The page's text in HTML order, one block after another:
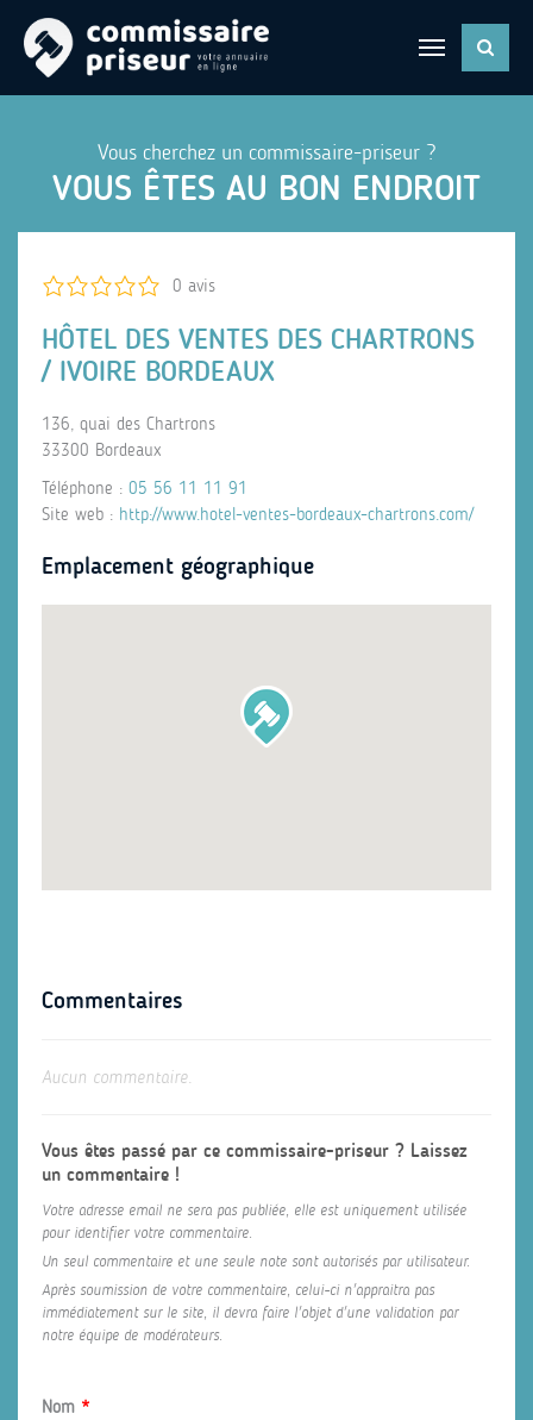
Vous cherchez un commissaire-priseur ?
VOUS ÊTES AU BON ENDROIT
0 avis
HÔTEL DES VENTES DES CHARTRONS
/ IVOIRE BORDEAUX
136, quai des Chartrons
33300 Bordeaux
Téléphone : 05 56 11 11 91
Site web : http://www.hotel-ventes-bordeaux-chartrons.com/
Emplacement géographique
Commentaires
Aucun commentaire.
Vous êtes passé par ce commissaire-priseur ? Laissez
un commentaire !
Votre adresse email ne sera pas publiée, elle est uniquement utilisée
pour identifier votre commentaire.
Un seul commentaire et une seule note sont autorisés par utilisateur.
Après soumission de votre commentaire, celui-ci n'appraitra pas
immédiatement sur le site, il devra faire l'objet d'une validation par
notre équipe de modérateurs.
Nom *